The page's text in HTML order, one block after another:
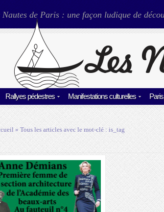
Nautes de Paris : une façon ludique de
Rallyes pédestres Manifestations culturelles
» Tous les articles avec le mot-clé :is_tag